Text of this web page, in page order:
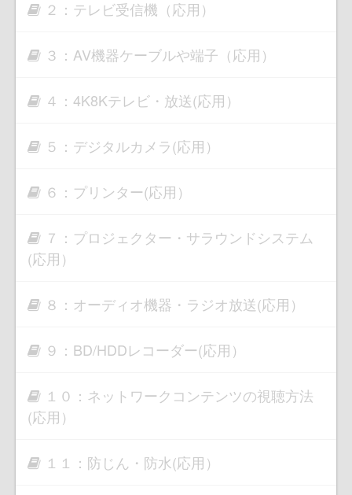
２：テレビ受信機（応用）
３：AV機器ケーブルや端子（応用）
４：4K8Kテレビ・放送(応用）
５：デジタルカメラ(応用）
６：プリンター(応用）
７：プロジェクター・サラウンドシステム
(応用）
８：オーディオ機器・ラジオ放送(応用）
９：BD/HDDレコーダー(応用）
１０：ネットワークコンテンツの視聴方法
(応用）
１１：防じん・防水(応用）